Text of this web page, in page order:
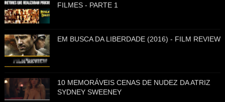
FILMES - PARTE 1
EM BUSCA DA LIBERDADE (2016) - FILM REVIEW
10 MEMORÁVEIS CENAS DE NUDEZ DA ATRIZ
SYDNEY SWEENEY